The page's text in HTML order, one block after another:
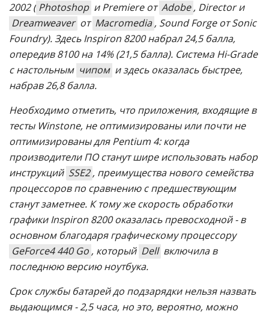
2002 ( Photoshop и Premiere от Adobe , Director и
Dreamweaver от Macromedia , Sound Forge от Sonic
Foundry). Здесь Inspiron 8200 набрал 24,5 балла,
опередив 8100 на 14% (21,5 балла). Система Hi-Grade
с настольным чипом и здесь оказалась быстрее,
набрав 26,8 балла.
Необходимо отметить, что приложения, входящие в
тесты Winstone, не оптимизированы или почти не
оптимизированы для Pentium 4: когда
производители ПО станут шире использовать набор
инструкций SSE2 , преимущества нового семейства
процессоров по сравнению с предшествующим
станут заметнее. К тому же скорость обработки
графики Inspiron 8200 оказалась превосходной - в
основном благодаря графическому процессору
GeForce4 440 Go , который Dell включила в
последнюю версию ноутбука.
Срок службы батарей до подзарядки нельзя назвать
выдающимся - 2,5 часа, но это, вероятно, можно